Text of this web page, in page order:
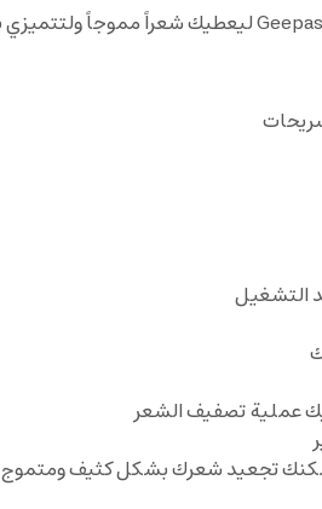
تمكنك تجعيد شعرك بشكل كثيف ومتموج